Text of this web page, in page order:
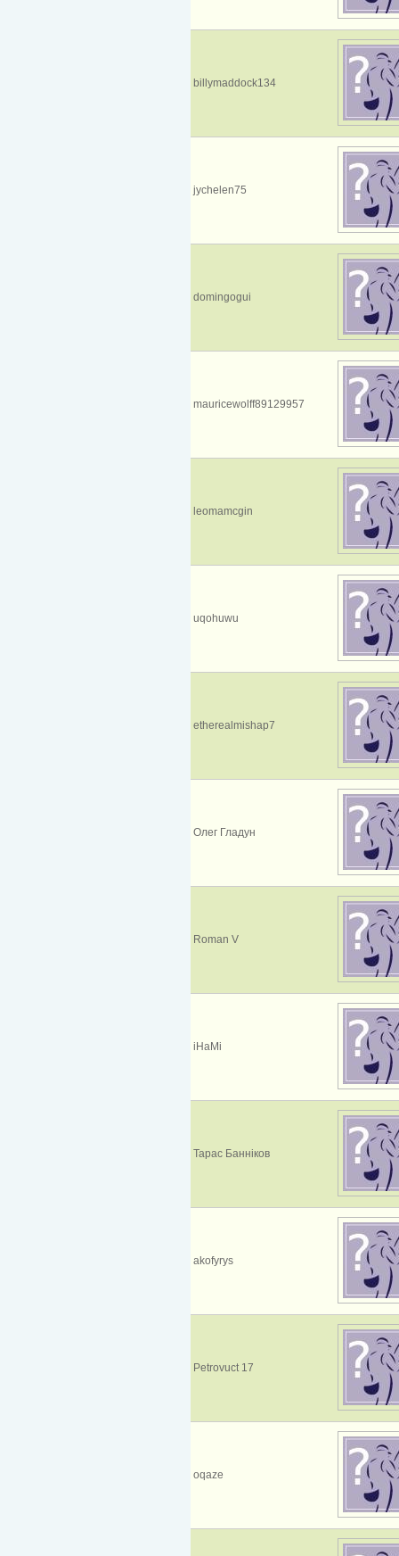
billymaddock134
jychelen75
domingogui
mauricewolff89129957
leomamcgin
uqohuwu
etherealmishap7
Олег Гладун
Roman V
iHaMi
Тарас Банніков
akofyrys
Petrovuct 17
oqaze